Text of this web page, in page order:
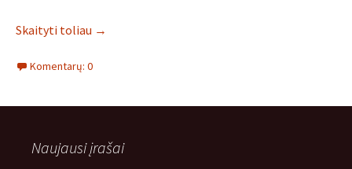
Skaityti toliau →
Komentarų: 0
Naujausi įrašai